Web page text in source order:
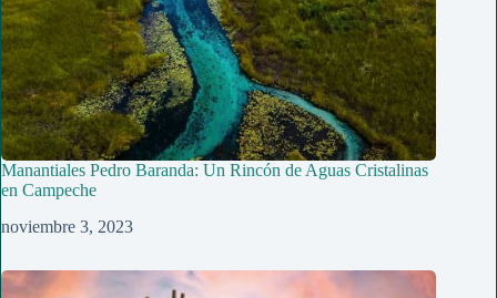
Manantiales Pedro Baranda: Un Rincón de Aguas Cristalinas
en Campeche
noviembre 3, 2023